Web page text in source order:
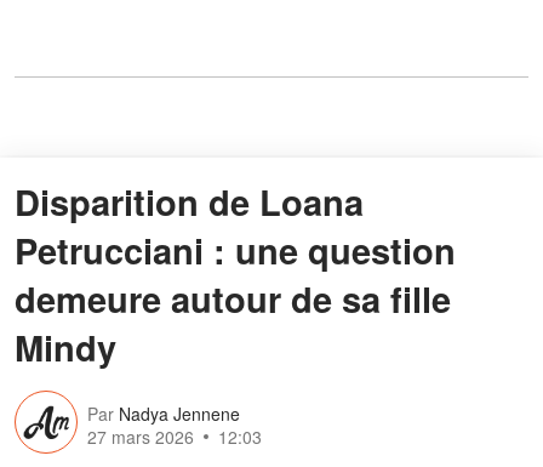
Disparition de Loana
Petrucciani : une question
demeure autour de sa fille
Mindy
Par Nadya Jennene
27 mars 2026
12:03